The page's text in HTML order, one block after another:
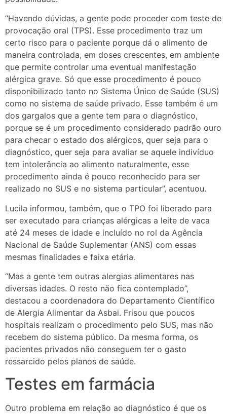
“Havendo dúvidas, a gente pode proceder com teste de
provocação oral (TPS). Esse procedimento traz um
certo risco para o paciente porque dá o alimento de
maneira controlada, em doses crescentes, em ambiente
que permite controlar uma eventual manifestação
alérgica grave. Só que esse procedimento é pouco
disponibilizado tanto no Sistema Único de Saúde (SUS)
como no sistema de saúde privado. Esse também é um
dos gargalos que a gente tem para o diagnóstico,
porque se é um procedimento considerado padrão ouro
para checar o estado dos alérgicos, quer seja para o
diagnóstico, quer seja para avaliar se aquele indivíduo
tem intolerância ao alimento naturalmente, esse
procedimento ainda é pouco reconhecido para ser
realizado no SUS e no sistema particular”, acentuou.
Lucila informou, também, que o TPO foi liberado para
ser executado para crianças alérgicas a leite de vaca
até 24 meses de idade e incluído no rol da Agência
Nacional de Saúde Suplementar (ANS) com essas
mesmas finalidades e faixa etária.
“Mas a gente tem outras alergias alimentares nas
diversas idades. O resto não fica contemplado”,
destacou a coordenadora do Departamento Científico
de Alergia Alimentar da Asbai. Frisou que poucos
hospitais realizam o procedimento pelo SUS, mas não
recebem do sistema público. Da mesma forma, os
pacientes privados não conseguem ter o gasto
ressarcido pelos planos de saúde.
Testes em farmácia
Outro problema em relação ao diagnóstico é que os